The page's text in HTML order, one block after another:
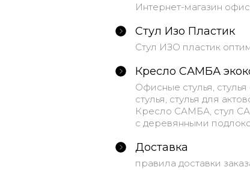
Интернет-магазин
Стул Изо Пластик
Стул ИЗО пластик
Кресло САМБА
Офисные стулья,
стулья, стулья для
Кресло САМБА, стул
с деревянными
Доставка
правила доставки